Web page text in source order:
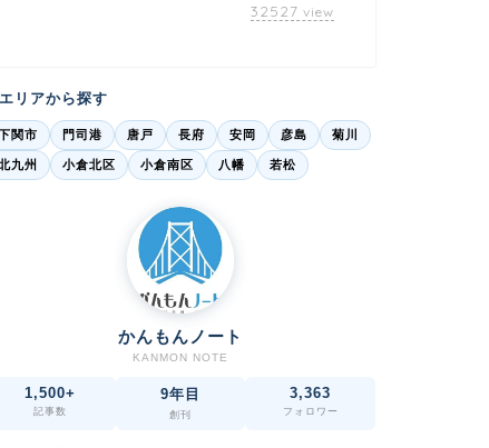
32527 view
エリアから探す
関市 門司港 唐戸 長府 安岡 彦島 菊川
九州 小倉北区 小倉南区 八幡 若松
かんもんノート
KANMON NOTE
1,500+
記事数
9年目
創刊
3,363
フォロワー